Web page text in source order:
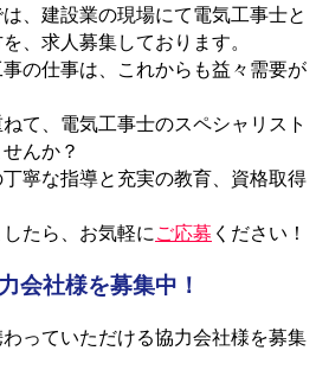
、建設業の現場にて電気工事士と
、求人募集しております。
の仕事は、これからも益々需要が
て、電気工事士のスペシャリスト
んか？
寧な指導と充実の教育、資格取得
たら、お気軽にご応募 ください！
会社様を募集中！
っていただける協力会社様を募集